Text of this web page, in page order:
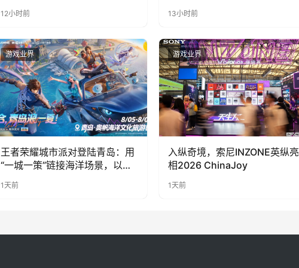
LOOPY 正版3D消除手游《消消
奇遇》惊喜曝光
12小时前
LOOPY 正版3D消除手游《消
奇遇》惊喜曝光
13小时前
游戏业界
王者荣耀城市派对登陆青岛：用
“一城一策”链接海洋场景，以双
1天前
游戏业界
入纵奇境，索尼INZONE英纵亮
相2026 ChinaJoy
1天前